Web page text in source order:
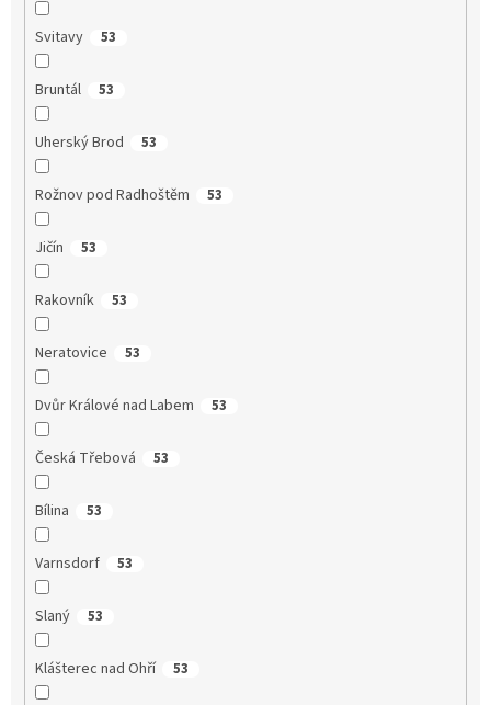
Svitavy 53
Bruntál 53
Uherský Brod 53
Rožnov pod Radhoštěm 53
Jičín 53
Rakovník 53
Neratovice 53
Dvůr Králové nad Labem 53
Česká Třebová 53
Bílina 53
Varnsdorf 53
Slaný 53
Klášterec nad Ohří 53